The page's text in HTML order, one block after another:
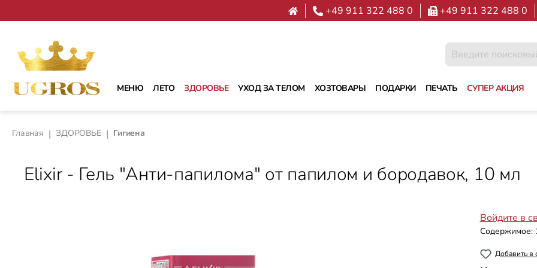
+49 911 322 488 0 +49 911 322 488 0
МЕНЮ ЛЕТО ЗДОРОВЬЕ УХОД ЗА ТЕЛОМ ХОЗТОВАРЫ ПОДАРКИ ПЕЧАТЬ СУПЕР АКЦИЯ
Главная | ЗДОРОВЬЕ | Гигиена
Elixir - Гель "Анти-папилома" от папилом и бородавок, 10 мл
Войдите в
Содержимое:
Добавить в